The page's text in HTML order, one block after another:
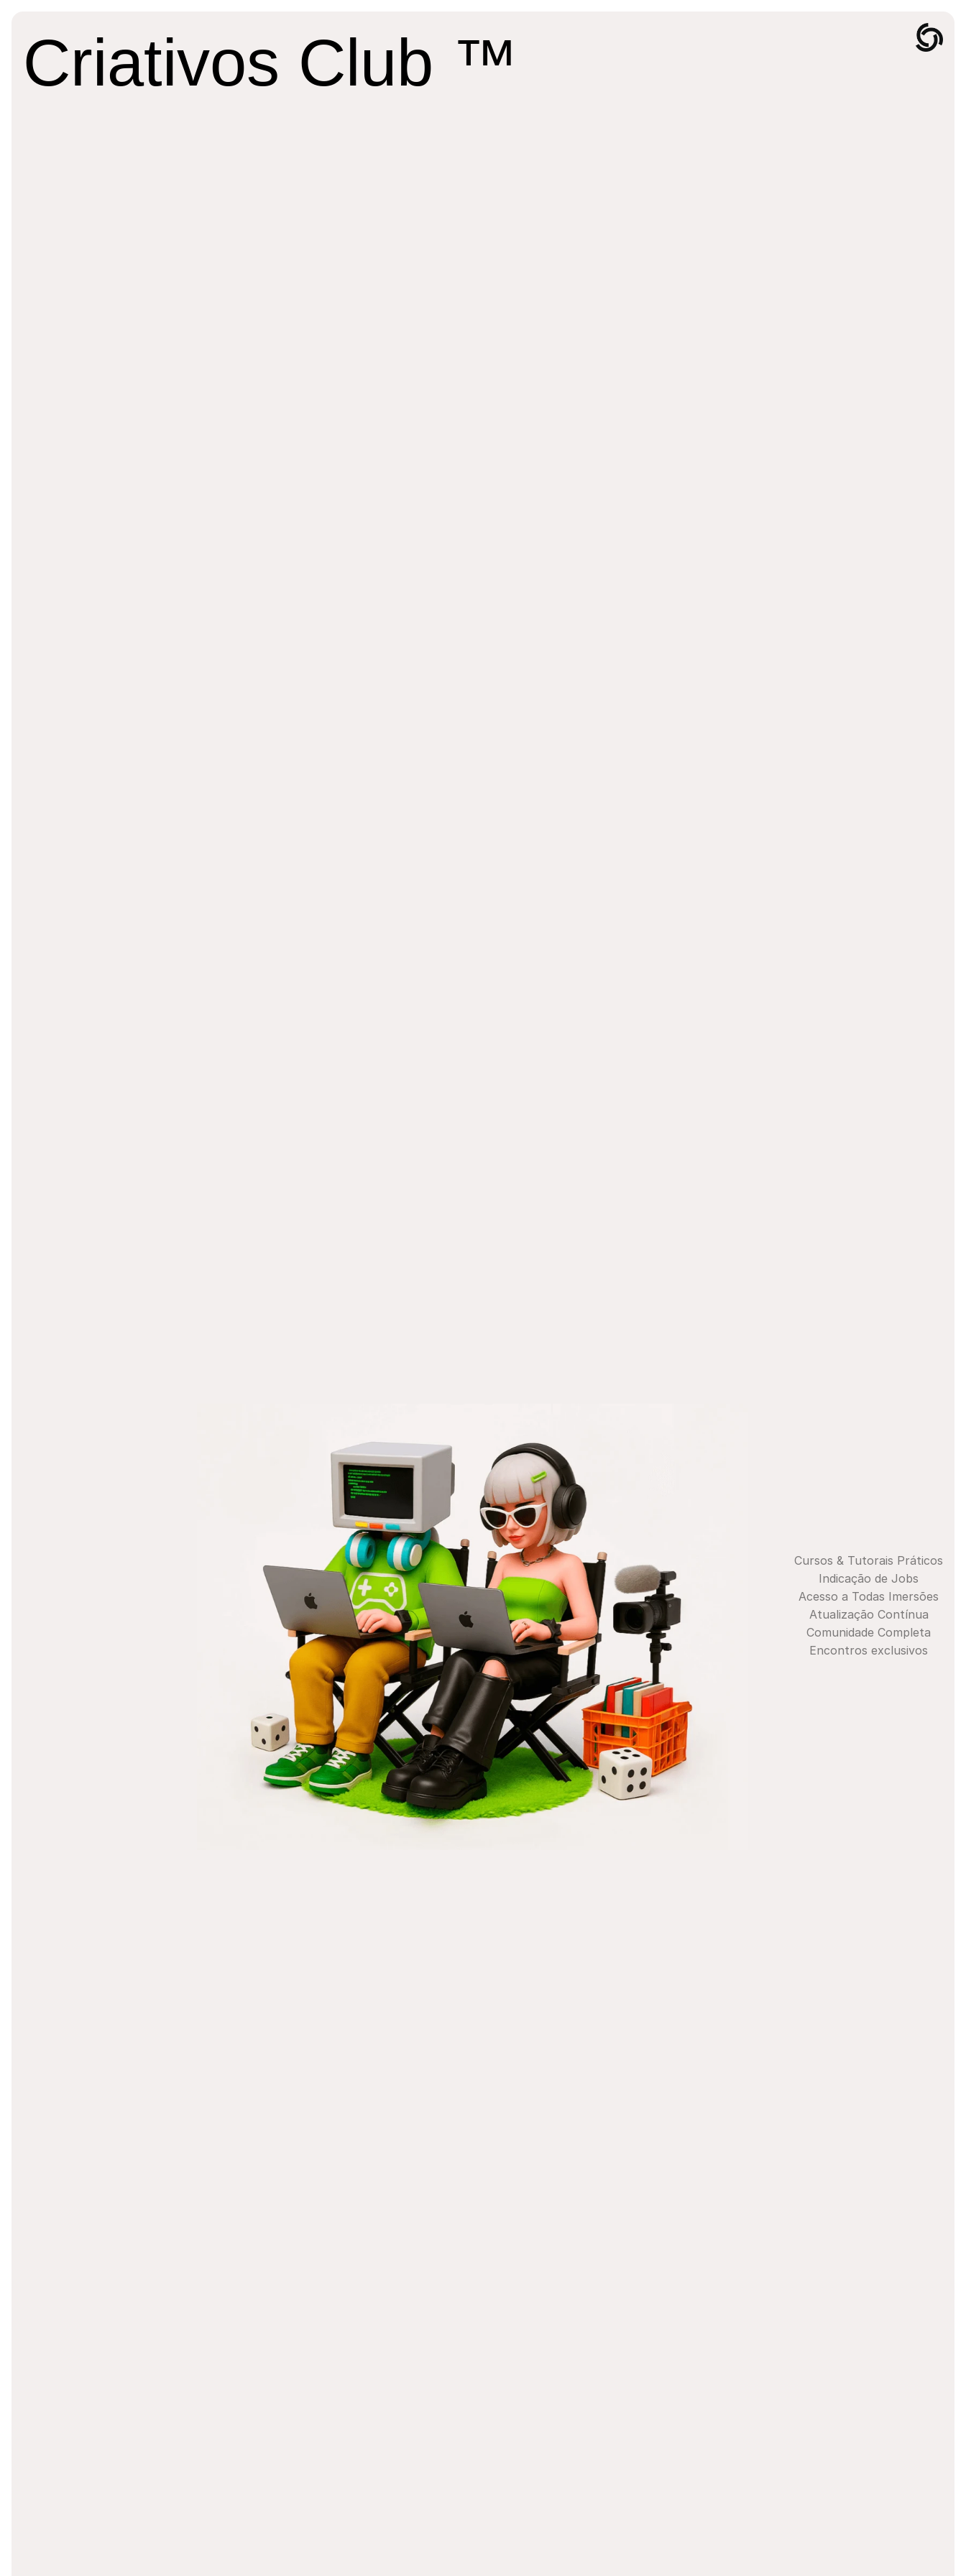
Criativos Club ™
Cursos & Tutorais Práticos
Indicação de Jobs
Acesso a Todas Imersões
Atualização Contínua
Comunidade Completa
Encontros exclusivos